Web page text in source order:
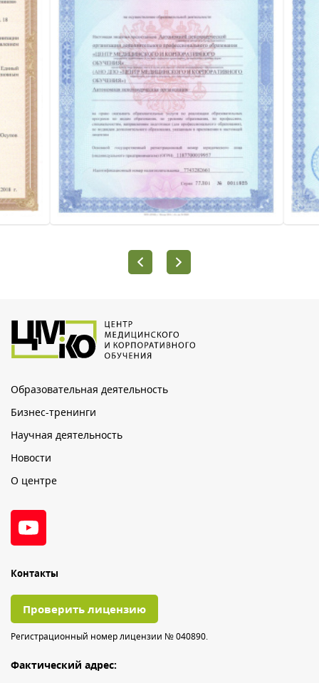
Образовательная деятельность
Бизнес-тренинги
Научная деятельность
Новости
О центре
Контакты
Проверить лицензию
Регистрационный номер лицензии № 040890.
Фактический адрес: